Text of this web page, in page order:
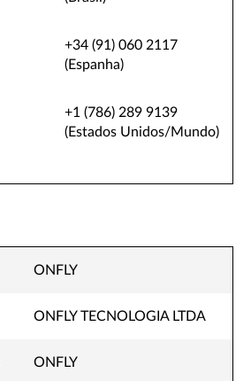
+34 (91) 060 2117
(Espanha)
+1 (786) 289 9139
(Estados Unidos/Mundo)
ONFLY
ONFLY TECNOLOGIA LTDA
ONFLY